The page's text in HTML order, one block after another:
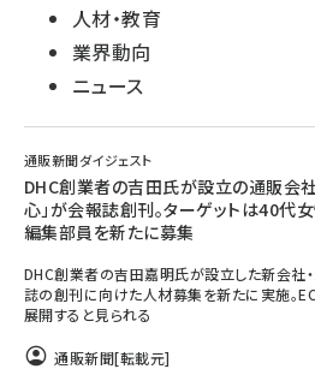
人材・教育
業界動向
ニュース
通販新聞ダイジェスト
DHC創業者の吉田氏が設立の通販会
心」が会報誌創刊。ターゲットは40代
編集部員を新たに募集
DHC創業者の吉田嘉明氏が設立した新会社
誌の創刊に向けた人材募集を新たに実施。
展開すると見られる
通販新聞[転載元]